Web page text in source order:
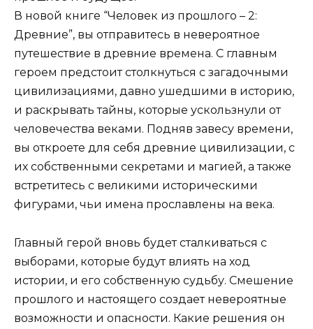
В новой книге “Человек из прошлого – 2:
Древние”, вы отправитесь в невероятное
путешествие в древние времена. С главным
героем предстоит столкнуться с загадочными
цивилизациями, давно ушедшими в историю,
и раскрывать тайны, которые ускользнули от
человечества веками. Подняв завесу времени,
вы откроете для себя древние цивилизации, с
их собственными секретами и магией, а также
встретитесь с великими историческими
фигурами, чьи имена прославлены на века.
Главный герой вновь будет сталкиваться с
выборами, которые будут влиять на ход
истории, и его собственную судьбу. Смешение
прошлого и настоящего создает невероятные
возможности и опасности. Какие решения он